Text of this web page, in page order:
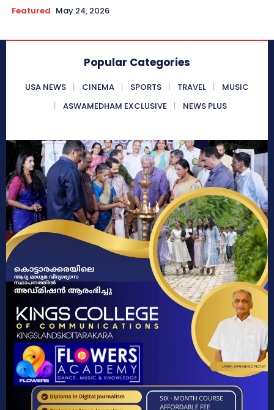
Featured May 24, 2026
Popular Categories
USA NEWS CINEMA SPORTS TRAVEL
MUSIC
ASWAMEDHAM EXCLUSIVE
NEWS PLUS